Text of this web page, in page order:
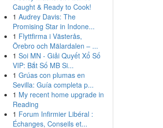
Caught & Ready to Cook!
1 Audrey Davis: The
Promising Star in Indone...
1 Flyttfirma i Västerås,
Örebro och Mälardalen – ...
1 Soi MN - Giải Quyết Xổ Số
VIP: Bắt Số MB Si...
1 Grúas con plumas en
Sevilla: Guía completa p...
1 My recent home upgrade in
Reading
1 Forum Infirmier Libéral :
Échanges, Conseils et...